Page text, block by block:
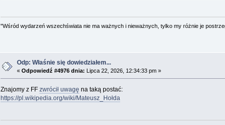
"Wśród wydarzeń wszechświata nie ma ważnych i nieważnych, tylko my różnie je
Odp: Właśnie się dowiedziałem...
« Odpowiedź #4976 dnia: Lipca 22, 2026, 12:34:33 pm »
Znajomy z FF zwrócił uwagę na taką postać:
https://pl.wikipedia.org/wiki/Mateusz_Hołda